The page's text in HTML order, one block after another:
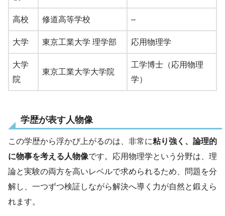
高校 修道高等学校 –
大学 東京工業大学 理学部 応用物理学
大学
院
東京工業大学大学院
工学博士（応用物理
学）
学歴が表す人物像
この学歴から浮かび上がるのは、非常に粘り強く、論理的
に物事を考える人物像です。応用物理学という分野は、理
論と実験の両方を高いレベルで求められるため、問題を分
解し、一つずつ検証しながら解決へ導く力が自然と鍛えら
れます。